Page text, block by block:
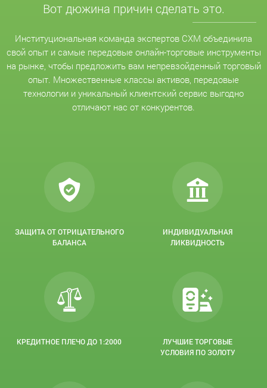
Вот дюжина причин сделать это.
Институциональная команда экспертов CXM объединила
свой опыт и самые передовые онлайн-торговые инструменты
на рынке, чтобы предложить вам непревзойденный торговый
опыт. Множественные классы активов, передовые
технологии и уникальный клиентский сервис выгодно
отличают нас от конкурентов.
ЗАЩИТА ОТ ОТРИЦАТЕЛЬНОГО
БАЛАНСА
ИНДИВИДУАЛЬНАЯ
ЛИКВИДНОСТЬ
КРЕДИТНОЕ ПЛЕЧО ДО 1:2000
ЛУЧШИЕ ТОРГОВЫЕ
УСЛОВИЯ ПО ЗОЛОТУ